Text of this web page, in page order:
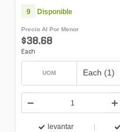
9 Disponible
Precio Al Por Menor
$38.68
Each
UOM Each (1)
levantar